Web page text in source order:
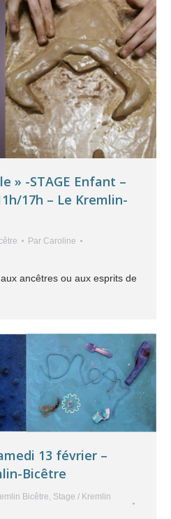
» -STAGE Enfant –
17h – Le Kremlin-
Par Caroline
ancêtres ou aux esprits de
13 février –
Bicêtre
Bicêtre, Stage / Kremlin